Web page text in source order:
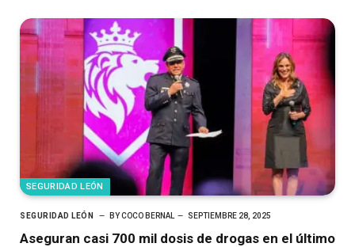
SEGURIDAD LEÓN
SEGURIDAD LEÓN BYCOCO BERNAL SEPTIEMBRE 28, 2025
Aseguran casi 700 mil dosis de drogas en el último